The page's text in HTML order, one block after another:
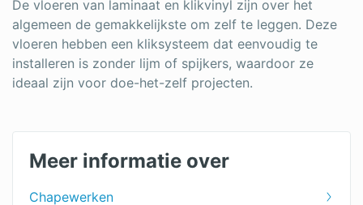
De vloeren van laminaat en klikvinyl zijn over het
algemeen de gemakkelijkste om zelf te leggen. Deze
vloeren hebben een kliksysteem dat eenvoudig te
installeren is zonder lijm of spijkers, waardoor ze
ideaal zijn voor doe-het-zelf projecten.
Meer informatie over
Chapewerken